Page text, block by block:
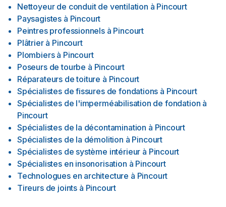
Nettoyeur de conduit de ventilation à Pincourt
Paysagistes à Pincourt
Peintres professionnels à Pincourt
Plâtrier à Pincourt
Plombiers à Pincourt
Poseurs de tourbe à Pincourt
Réparateurs de toiture à Pincourt
Spécialistes de fissures de fondations à Pincourt
Spécialistes de l'imperméabilisation de fondation à
Pincourt
Spécialistes de la décontamination à Pincourt
Spécialistes de la démolition à Pincourt
Spécialistes de système intérieur à Pincourt
Spécialistes en insonorisation à Pincourt
Technologues en architecture à Pincourt
Tireurs de joints à Pincourt